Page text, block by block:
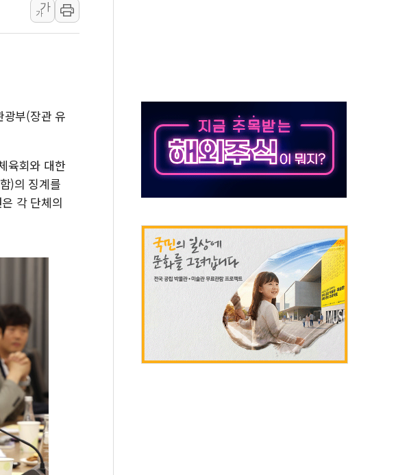
독도 조사활동 日 항의에 "수용할 수 없다" 반박
, 국민의힘에 "청년 결혼까지 정쟁 소재 삼아…청년 삶 가로막는 걸림돌"
자리·생활인구 늘린 주역 찾는다...중기부, 장관 표창 후보자 모집
권 사면 대출 가능' 신종 보이스피싱 기승…금감원 소비자경보
이닉스, 생산·사무직 아우른 통합노조 설립 추진
전 아파트서 화재·정전 잇따라…주민 대피·폭염 속 불편
가
가
부(장관 유
육회와 대한
)의 징계를
각 단체의